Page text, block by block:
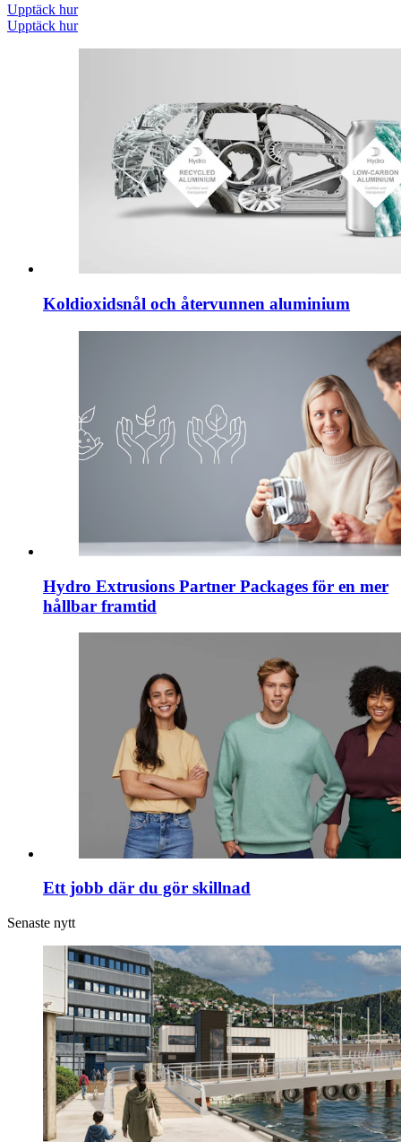
Upptäck hur
Upptäck hur
Koldioxidsnål och återvunnen aluminium
Hydro Extrusions Partner Packages för en mer
hållbar framtid
Ett jobb där du gör skillnad
Senaste nytt